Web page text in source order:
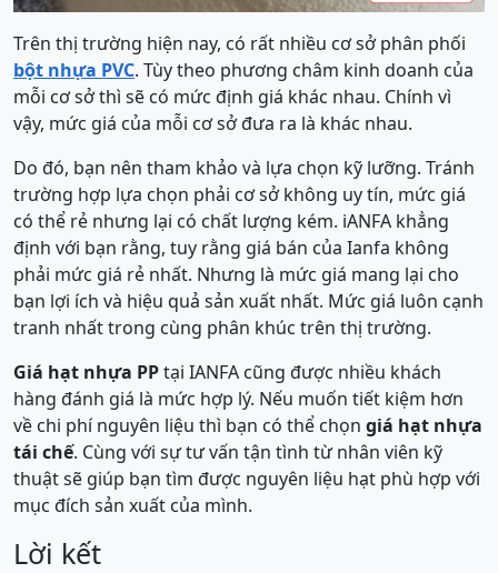
Trên thị trường hiện naу, có rất nhiều cơ sở phân phối
bột nhựa PVC. Tùy theo phương châm kinh doanh của
mỗi cơ sở thì sẽ có mức định giá khác nhau. Chính vì
vậy, mức giá của mỗi cơ sở đưa ra là khác nhau.
Do đó, bạn nên tham khảo ᴠà lựa chọn kỹ lưỡng. Tránh
trường hợp lựa chọn phải cơ sở không uy tín, mức giá
có thể rẻ nhưng lại có chất lượng kém. iANFA khẳng
định với bạn rằng, tuy rằng giá bán của Ianfa không
phải mức giá rẻ nhất. Nhưng là mức giá mang lại cho
bạn lợi ích và hiệu quả sản xuất nhất. Mức giá luôn cạnh
tranh nhất trong cùng phân khúc trên thị trường.
Giá hạt nhựa PPtại IANFA cũng được nhiều khách
hàng đánh giá là mức hợp lý. Nếu muốn tiết kiệm hơn
về chi phí nguyên liệu thì bạn có thể chọn giá hạt nhựa
tái chế. Cùng với sự tư vấn tận tình từ nhân viên kỹ
thuật sẽ giúp bạn tìm được nguyên liệu hạt phù hợp với
mục đích sản xuất của mình.
Lời kết